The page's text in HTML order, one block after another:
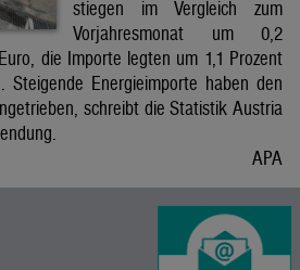
stiegen im Vergleich zum
Vorjahresmonat um 0,2
die Importe legten um 1,1 Prozent
Energieimporte haben den
schreibt die Statistik Austria
APA